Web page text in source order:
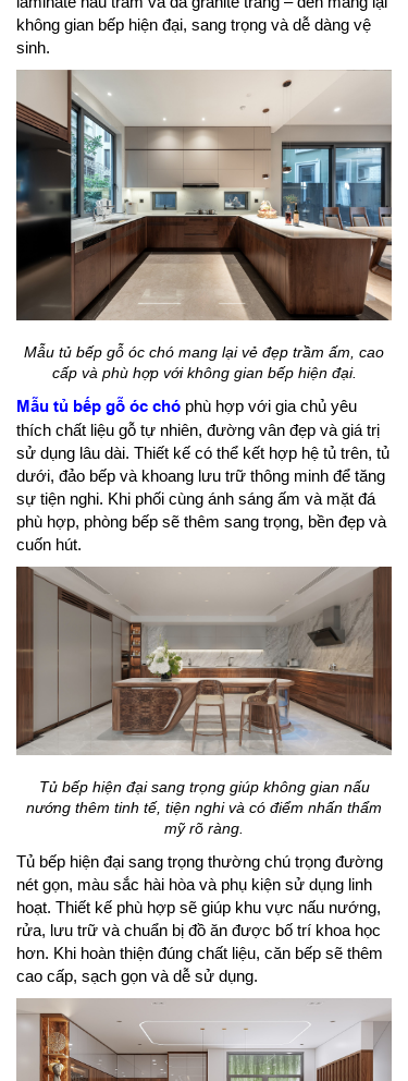
không gian bếp hiện đại, sang trọng và dễ dàng vệ
sinh.
Mẫu tủ bếp gỗ óc chó mang lại vẻ đẹp trầm ấm, cao
cấp và phù hợp với không gian bếp hiện đại.
Mẫu tủ bếp gỗ óc chó phù hợp với gia chủ yêu
thích chất liệu gỗ tự nhiên, đường vân đẹp và giá trị
sử dụng lâu dài. Thiết kế có thể kết hợp hệ tủ trên, tủ
dưới, đảo bếp và khoang lưu trữ thông minh để tăng
sự tiện nghi. Khi phối cùng ánh sáng ấm và mặt đá
phù hợp, phòng bếp sẽ thêm sang trọng, bền đẹp và
cuốn hút.
Tủ bếp hiện đại sang trọng giúp không gian nấu
nướng thêm tinh tế, tiện nghi và có điểm nhấn thẩm
mỹ rõ ràng.
Tủ bếp hiện đại sang trọng thường chú trọng đường
nét gọn, màu sắc hài hòa và phụ kiện sử dụng linh
hoạt. Thiết kế phù hợp sẽ giúp khu vực nấu nướng,
rửa, lưu trữ và chuẩn bị đồ ăn được bố trí khoa học
hơn. Khi hoàn thiện đúng chất liệu, căn bếp sẽ thêm
cao cấp, sạch gọn và dễ sử dụng.